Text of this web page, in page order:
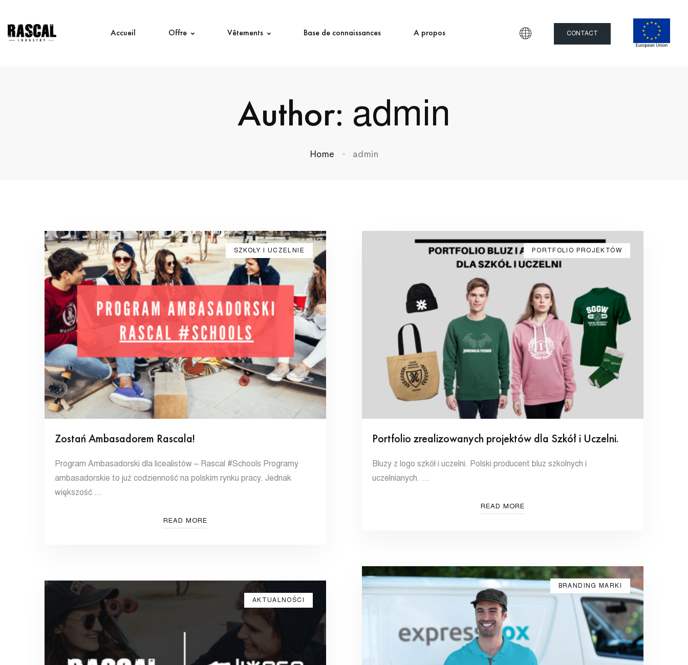
Accueil Offre Vêtements Base de connaissances A propos CONTACT
Author: admin
Home admin
SZKOŁY I UCZELNIE
Zostań Ambasadorem Rascala!
Program Ambasadorski dla licealistów – Rascal #Schools Programy
ambasadorskie to już codzienność na polskim rynku pracy. Jednak
większość …
READ MORE
PORTFOLIO PROJEKTÓW
Portfolio zrealizowanych projektów dla Szkół i Uczelni.
Bluzy z logo szkół i uczelni. Polski producent bluz szkolnych i
uczelnianych. …
READ MORE
BRANDING MARKI
AKTUALNOŚCI